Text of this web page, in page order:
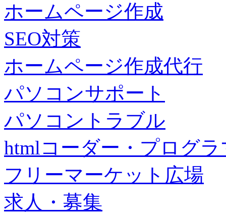
ホームページ作成
SEO対策
ホームページ作成代行
パソコンサポート
パソコントラブル
htmlコーダー・プログラ
フリーマーケット広場
求人・募集